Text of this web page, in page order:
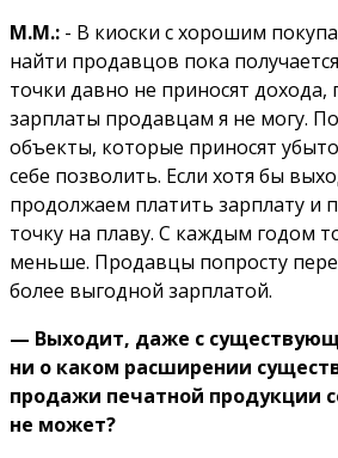
М.М.: - В киоски с хорошим
найти продавцов пока
точки давно не приносят дохода,
зарплаты продавцам я не могу.
объекты, которые приносят
себе позволить. Если хотя бы
продолжаем платить зарплату и
точку на плаву. С каждым годом
меньше. Продавцы попросту
более выгодной зарплатой.
— Выходит, даже с
ни о каком расширении
продажи печатной продукции
не может?